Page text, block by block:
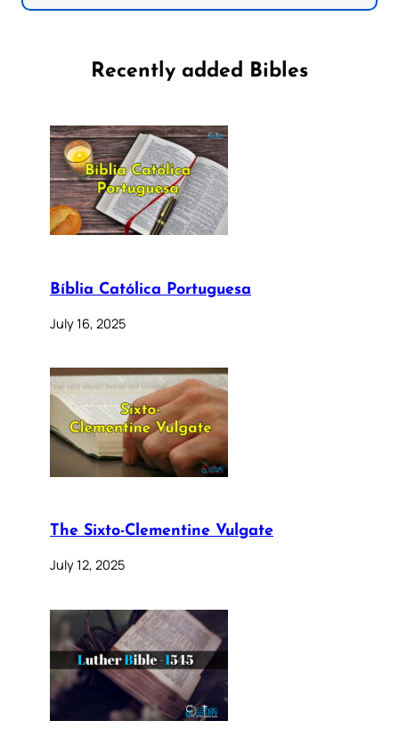
Recently added Bibles
Bíblia Católica Portuguesa
July 16, 2025
The Sixto-Clementine Vulgate
July 12, 2025